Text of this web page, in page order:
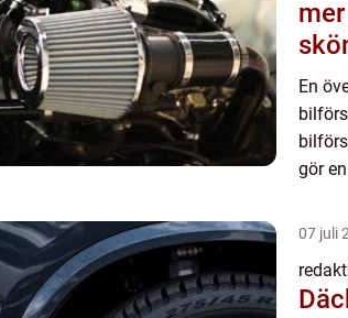
En
gör
07 juli